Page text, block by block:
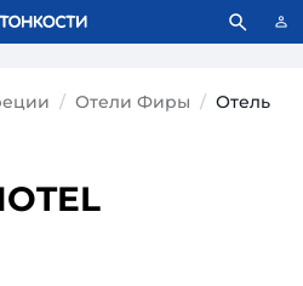
файлы. Что это значит?
Отели Фиры Отель